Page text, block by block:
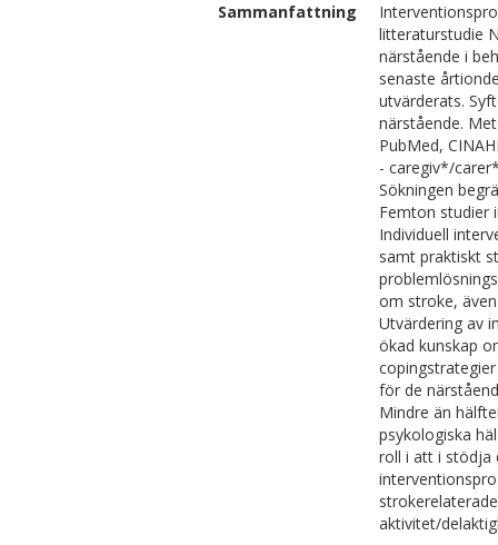
Sammanfattning
litteraturstudie
närstående i
senaste
utvärderats.
närstående.
PubMed,
- caregiv*/
Sökningen
Femton studier
Individuell
samt praktiskt
om stroke,
Utvärdering av
ökad kunskap
för de
Mindre än
psykologiska
roll i att i stödja
aktivitet/